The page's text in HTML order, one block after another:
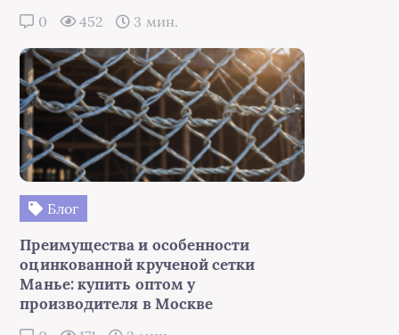
0 452 3 мин.
Блог
Преимущества и особенности
оцинкованной крученой сетки
Манье: купить оптом у
производителя в Москве